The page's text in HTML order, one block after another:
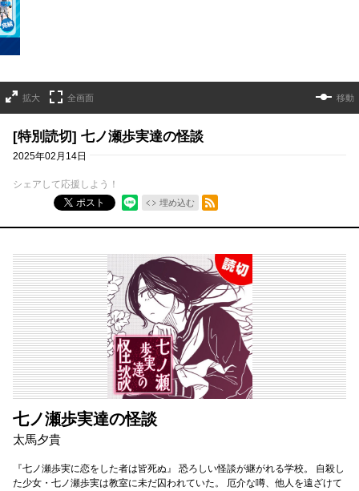
拡大 全画面 移動
[特別読切] 七ノ瀬歩実達の怪談
2025年02月14日
シェアして応援しよう！
ポスト
埋め込む
RSSフィード
七ノ瀬歩実達の怪談
太馬夕貴
『七ノ瀬歩実に恋をした者は皆死ぬ』 恐ろしい怪談が継がれる学校。 自殺し
た少女・七ノ瀬歩実は教室に未だ囚われていた。 厄介な噂、他人を遠ざけて